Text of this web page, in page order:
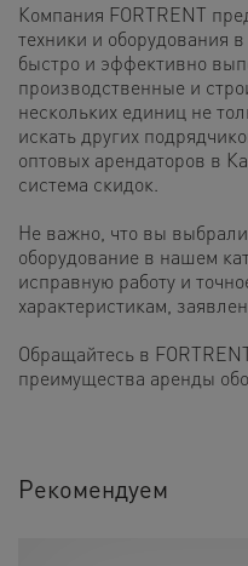
Компания FORTRENT
техники и оборудования
быстро и эффективно
производственные и
нескольких единиц не
искать других
оптовых арендаторов в
система скидок.
Не важно, что вы
оборудование в нашем
исправную работу и
характеристикам,
Обращайтесь в
преимущества аренды
Рекомендуем